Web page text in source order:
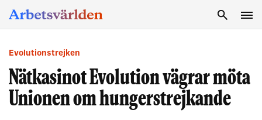
Evolutionstrejken
Nätkasinot Evolution vägrar möta
Unionen om hungerstrejkande